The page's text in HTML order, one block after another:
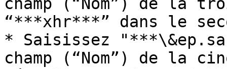
“***xhr***” dans le
* Saisissez
champ (“Nom”) de la